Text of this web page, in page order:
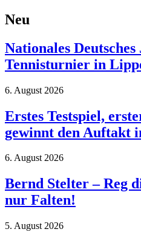
Neu
Nationales Deutsches
Tennisturnier in
6. August 2026
Erstes Testspiel,
gewinnt den Auftakt
6. August 2026
Bernd Stelter – Reg
nur Falten!
5. August 2026